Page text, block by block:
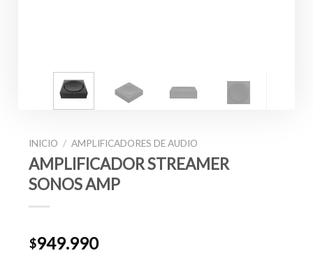
INICIO / AMPLIFICADORES DE AUDIO
AMPLIFICADOR STREAMER
SONOS AMP
$949.990